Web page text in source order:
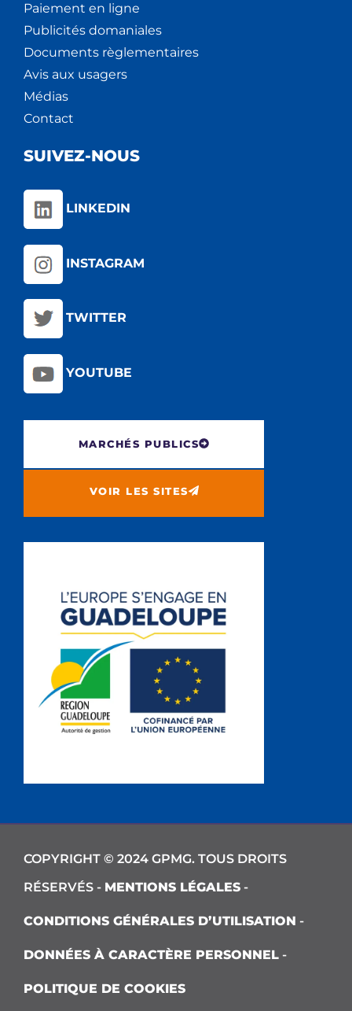
Paiement en ligne
Publicités domaniales
Documents règlementaires
Avis aux usagers
Médias
Contact
SUIVEZ-NOUS
LINKEDIN
INSTAGRAM
TWITTER
YOUTUBE
MARCHÉS PUBLICS
VOIR LES SITES
COPYRIGHT © 2024 GPMG. TOUS DROITS
RÉSERVÉS - MENTIONS LÉGALES -
CONDITIONS GÉNÉRALES D’UTILISATION -
DONNÉES À CARACTÈRE PERSONNEL -
POLITIQUE DE COOKIES